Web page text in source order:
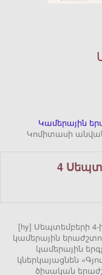
Կամերային
Կոմիտասի
4
[hy] Սեպտեմբերի
կամերային
կամերային
կներկայացնեն
ծիսական